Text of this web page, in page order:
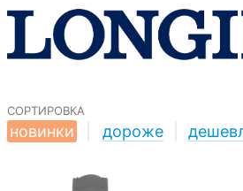
сортировка
новинки
дороже